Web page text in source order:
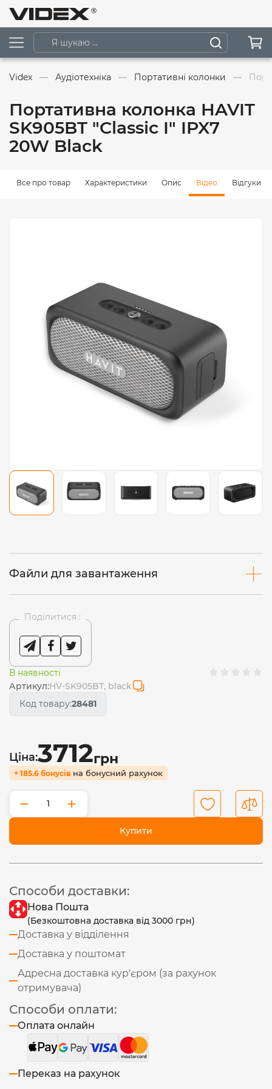
Videx Аудіотехніка Портативні колонки
Портативна колонка HAVIT
SK905BT "Classic I" IPX7
20W Black
Все про товар Характеристики Опис Відео Відгуки (0)
Файли для завантаження
Поділитися :
В наявності
Артикул:HV-SK905BT, black
Код товару:28481
Ціна:3712грн
+ 185.6 бонусів на бонусний рахунок
− +
Купити
Способи доставки:
Нова Пошта
(Безкоштовна доставка від 3000 грн)
Доставка у відділення
Доставка у поштомат
Адресна доставка кур'єром (за рахунок
отримувача)
Способи оплати:
Оплата онлайн
Переказ на рахунок